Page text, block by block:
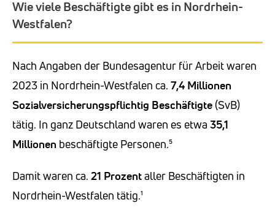
Wie viele Beschäftigte gibt es in Nordrhein-
Westfalen?
Nach Angaben der Bundesagentur für Arbeit waren
2023 in Nordrhein-Westfalen ca. 7,4 Millionen
Sozialversicherungspflichtig Beschäftigte(SvB)
tätig. In ganz Deutschland waren es etwa 35,1
Millionen beschäftigte Personen.⁵
Damit waren ca. 21 Prozentaller Beschäftigten in
Nordrhein-Westfalen tätig.¹